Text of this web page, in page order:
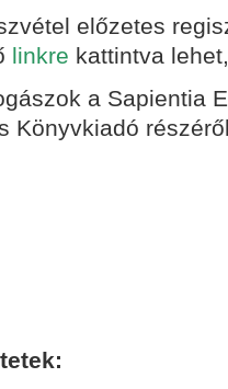
előzetes
linkre kattintva
a Sapientia
Könyvkiadó